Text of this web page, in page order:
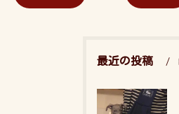
最近の投稿